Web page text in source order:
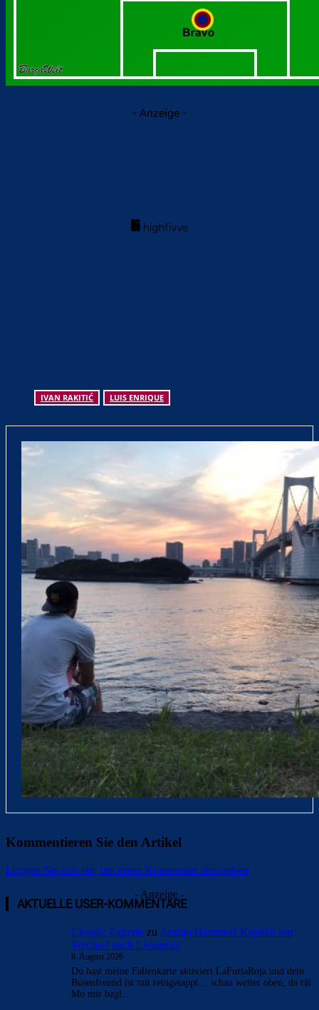
- Anzeige -
IVAN RAKITIĆ LUIS ENRIQUE
Kommentieren Sie den Artikel
Loggen Sie sich ein, um einen Kommentar abzugeben